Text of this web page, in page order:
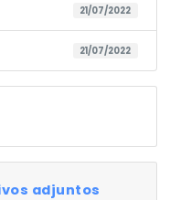
21/07/2022
21/07/2022
adjuntos